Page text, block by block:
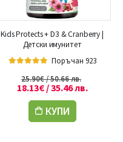
Kids Protects + D3 & Cranberry |
Детски имунитет
Поръчан 923
25.90€/ 50.66 лв.
18.13€/ 35.46 лв.
КУПИ